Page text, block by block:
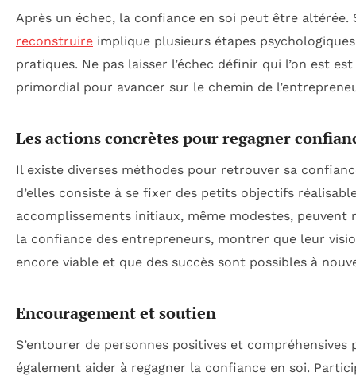
Après un échec, la confiance en soi peut être altérée.
reconstruire implique plusieurs étapes
pratiques. Ne pas laisser l’échec définir qui l’on est est
primordial pour avancer sur le chemin de
Les actions concrètes pour regagner
Il existe diverses méthodes pour retrouver sa
d’elles consiste à se fixer des petits objectifs
accomplissements initiaux, même modestes, peuvent
la confiance des entrepreneurs, montrer que leur
encore viable et que des succès sont possibles à
Encouragement et soutien
S’entourer de personnes positives et compréhensives
également aider à regagner la confiance en soi.